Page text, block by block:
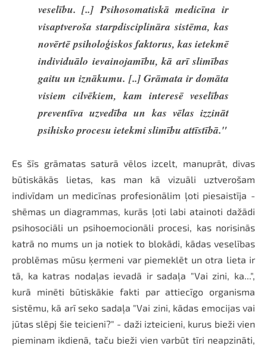
veselību. [..] Psihosomatiskā medicīna ir
visaptveroša starpdisciplināra sistēma, kas
novērtē psiholoģiskos faktorus, kas ietekmē
individuālo ievainojamību, kā arī slimības
gaitu un iznākumu. [..] Grāmata ir domāta
visiem cilvēkiem, kam interesē veselības
preventīva uzvedība un kas vēlas izzināt
psihisko procesu ietekmi slimību attīstībā."
Es šīs grāmatas saturā vēlos izcelt, manuprāt, divas
būtiskākās lietas, kas man kā vizuāli uztverošam
indivīdam un medicīnas profesionālim ļoti piesaistīja -
shēmas un diagrammas, kurās ļoti labi atainoti dažādi
psihosociāli un psihoemocionāli procesi, kas norisinās
katrā no mums un ja notiek to blokādi, kādas veselības
problēmas mūsu ķermeni var piemeklēt un otra lieta ir
tā, ka katras nodaļas ievadā ir sadaļa "Vai zini, ka...",
kurā minēti būtiskākie fakti par attiecīgo organisma
sistēmu, kā arī seko sadaļa "Vai zini, kādas emocijas vai
jūtas slēpj šie teicieni?" - daži izteicieni, kurus bieži vien
pieminam ikdienā, taču bieži vien varbūt tīri neapzināti,